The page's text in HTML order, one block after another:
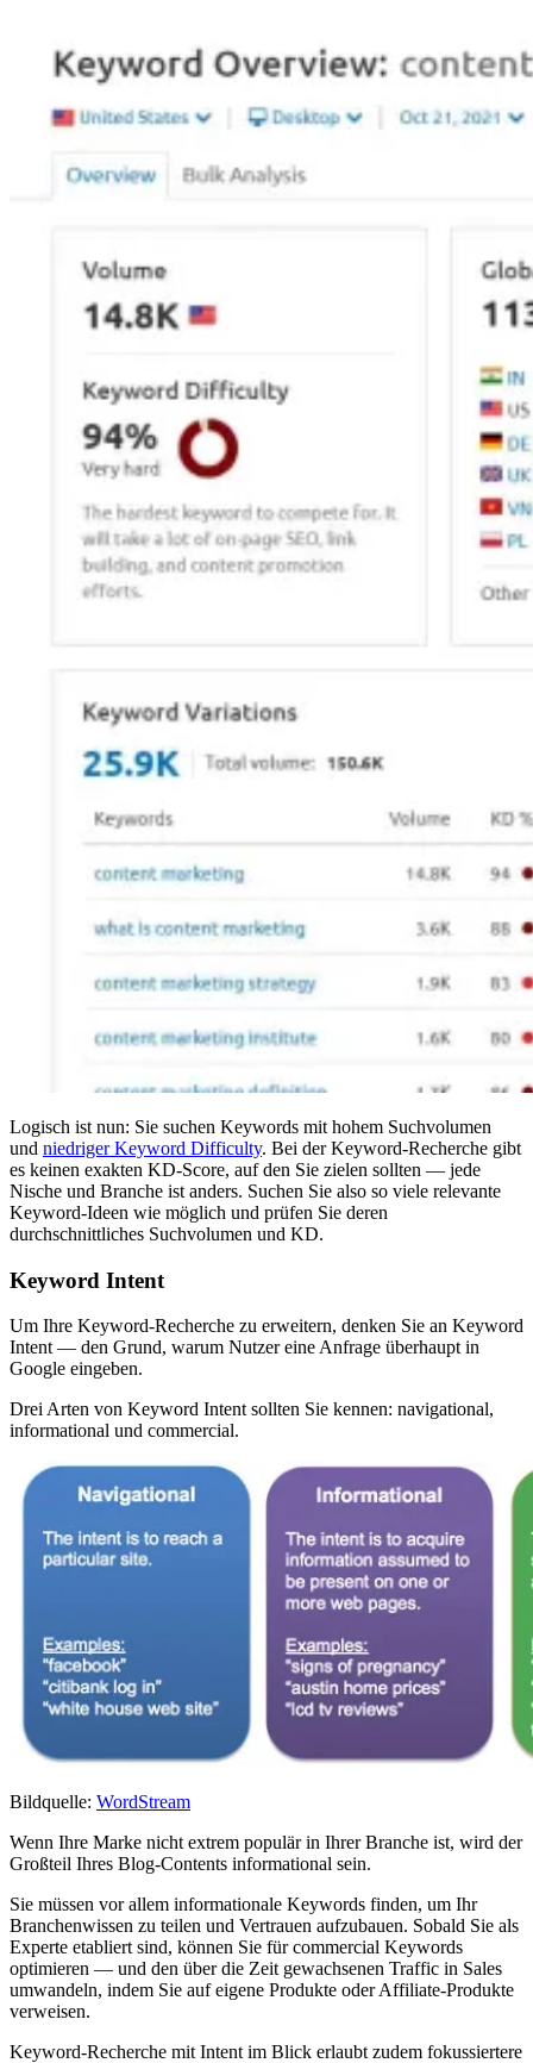
Logisch ist nun: Sie suchen Keywords mit hohem Suchvolumen
und niedriger Keyword Difficulty. Bei der Keyword-Recherche gibt
es keinen exakten KD-Score, auf den Sie zielen sollten — jede
Nische und Branche ist anders. Suchen Sie also so viele relevante
Keyword-Ideen wie möglich und prüfen Sie deren
durchschnittliches Suchvolumen und KD.
Keyword Intent
Um Ihre Keyword-Recherche zu erweitern, denken Sie an Keyword
Intent — den Grund, warum Nutzer eine Anfrage überhaupt in
Google eingeben.
Drei Arten von Keyword Intent sollten Sie kennen: navigational,
informational und commercial.
Bildquelle: WordStream
Wenn Ihre Marke nicht extrem populär in Ihrer Branche ist, wird der
Großteil Ihres Blog-Contents informational sein.
Sie müssen vor allem informationale Keywords finden, um Ihr
Branchenwissen zu teilen und Vertrauen aufzubauen. Sobald Sie als
Experte etabliert sind, können Sie für commercial Keywords
optimieren — und den über die Zeit gewachsenen Traffic in Sales
umwandeln, indem Sie auf eigene Produkte oder Affiliate-Produkte
verweisen.
Keyword-Recherche mit Intent im Blick erlaubt zudem fokussiertere